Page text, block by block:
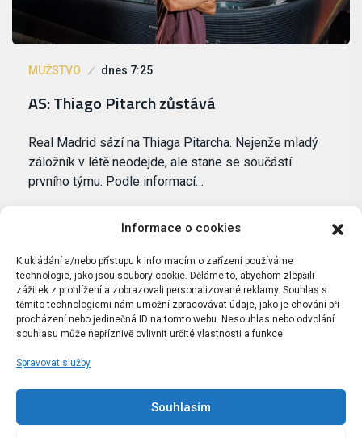
Informace o cookies
K ukládání a/nebo přístupu k informacím o zařízení používáme
technologie, jako jsou soubory cookie. Děláme to, abychom zlepšili
zážitek z prohlížení a zobrazovali personalizované reklamy. Souhlas s
těmito technologiemi nám umožní zpracovávat údaje, jako je chování při
procházení nebo jedinečná ID na tomto webu. Nesouhlas nebo odvolání
souhlasu může nepříznivě ovlivnit určité vlastnosti a funkce.
Spravovat služby
Souhlasím
MUŽSTVO dnes 7:25
AS: Thiago Pitarch zůstává
Real Madrid sází na Thiaga Pitarcha. Nejenže mladý
záložník v létě neodejde, ale stane se součástí
prvního týmu. Podle informací…
Kopírování obsahu je přísně zakázáno.